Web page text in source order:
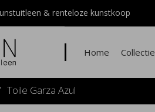
& renteloze kunstkoop
Home Collectie
Toile Garza Azul